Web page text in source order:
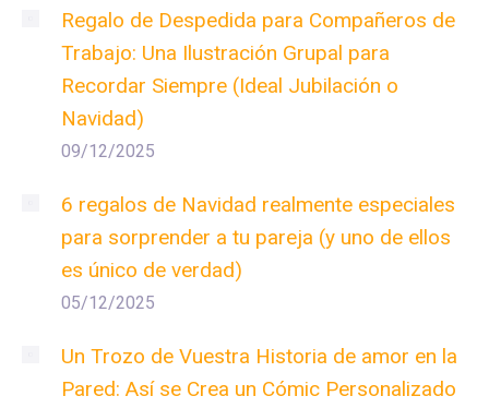
Regalo de Despedida para Compañeros de
Trabajo: Una Ilustración Grupal para
Recordar Siempre (Ideal Jubilación o
Navidad)
09/12/2025
6 regalos de Navidad realmente especiales
para sorprender a tu pareja (y uno de ellos
es único de verdad)
05/12/2025
Un Trozo de Vuestra Historia de amor en la
Pared: Así se Crea un Cómic Personalizado